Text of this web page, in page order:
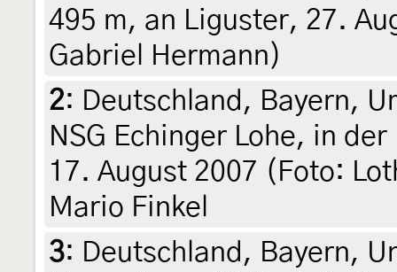
495 m, an Liguster, 27.
Gabriel Hermann)
2: Deutschland, Bayern,
NSG Echinger Lohe, in
17. August 2007 (Foto:
Mario Finkel
3: Deutschland, Bayern,